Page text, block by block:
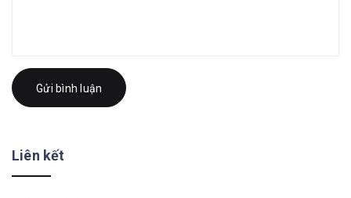
Gửi bình luận
Liên kết